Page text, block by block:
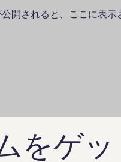
開されると、ここに表示
をゲッ